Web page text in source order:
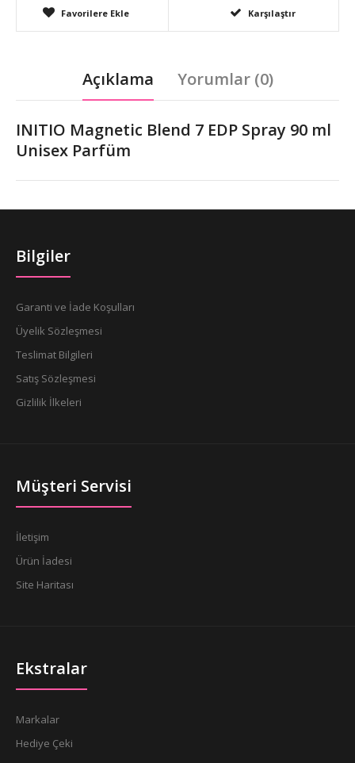
Favorilere Ekle Karşılaştır
Açıklama Yorumlar (0)
INITIO Magnetic Blend 7 EDP Spray 90 ml
Unisex Parfüm
Bilgiler
Garanti ve İade Koşulları
Üyelik Sözleşmesi
Teslimat Bilgileri
Satış Sözleşmesi
Gizlilik İlkeleri
Müşteri Servisi
İletişim
Ürün İadesi
Site Haritası
Ekstralar
Markalar
Hediye Çeki